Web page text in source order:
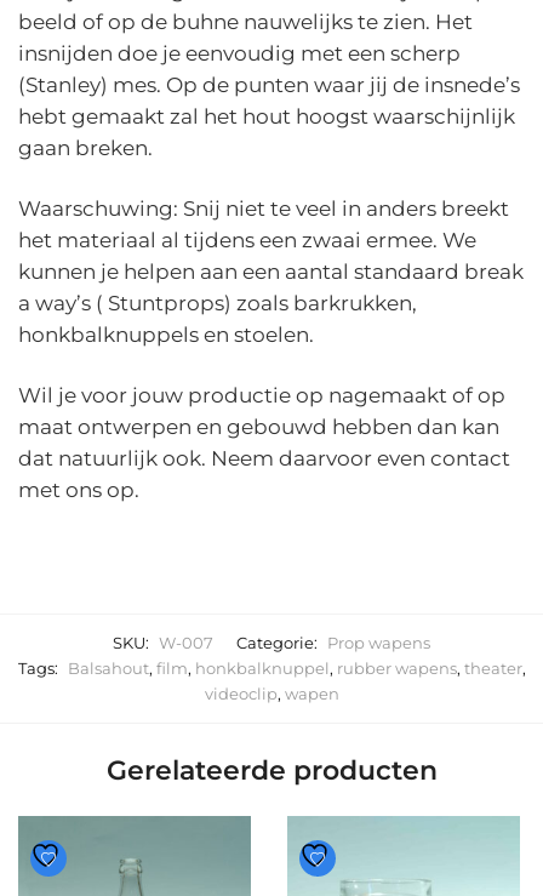
beeld of op de buhne nauwelijks te zien. Het
insnijden doe je eenvoudig met een scherp
(Stanley) mes. Op de punten waar jij de insnede’s
hebt gemaakt zal het hout hoogst waarschijnlijk
gaan breken.
Waarschuwing: Snij niet te veel in anders breekt
het materiaal al tijdens een zwaai ermee. We
kunnen je helpen aan een aantal standaard break
a way’s ( Stuntprops) zoals barkrukken,
honkbalknuppels en stoelen.
Wil je voor jouw productie op nagemaakt of op
maat ontwerpen en gebouwd hebben dan kan
dat natuurlijk ook. Neem daarvoor even contact
met ons op.
SKU: W-007 Categorie:
Prop wapens
Tags:
Balsahout, film, honkbalknuppel, rubber wapens, theater,
videoclip, wapen
Gerelateerde producten